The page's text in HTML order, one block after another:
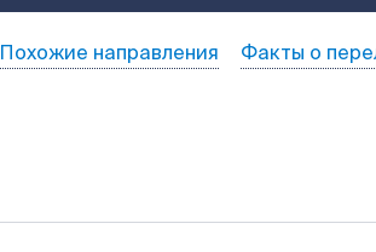
Похожие направления Факты о